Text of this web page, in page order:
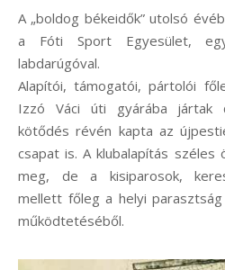
A „boldog békeidők” utolsó
a Fóti Sport Egyesület,
labdarúgóval.
Alapítói, támogatói, pártolói
Izzó Váci úti gyárába jártak
kötődés révén kapta az
csapat is. A klubalapítás
meg, de a kisiparosok,
mellett főleg a helyi
működtetéséből.